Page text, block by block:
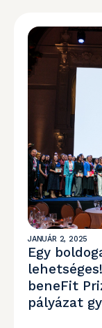
JANUÁR 2, 2025
Egy
beneFit
pályázat